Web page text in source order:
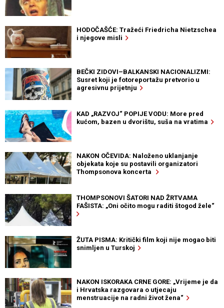
HODOČAŠĆE: Tražeći Friedricha Nietzschea
i njegove misli
BEČKI ZIDOVI–BALKANSKI NACIONALIZMI:
Susret koji je fotoreportažu pretvorio u
agresivnu prijetnju
KAD „RAZVOJ“ POPIJE VODU: More pred
kućom, bazen u dvorištu, suša na vratima
NAKON OČEVIDA: Naloženo uklanjanje
objekata koje su postavili organizatori
Thompsonova koncerta
THOMPSONOVI ŠATORI NAD ŽRTVAMA
FAŠISTA: „Oni očito mogu raditi štogod žele“
ŽUTA PISMA: Kritički film koji nije mogao biti
snimljen u Turskoj
NAKON ISKORAKA CRNE GORE: „Vrijeme je da
i Hrvatska razgovara o utjecaju
menstruacije na radni život žena“